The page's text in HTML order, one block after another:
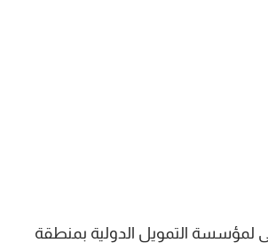
لمؤسسة التمويل الدولية بمنطقة